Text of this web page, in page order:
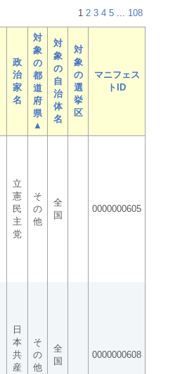
1 2 3 4 5 ... 108
政
治
家
名
対
象
の
都
道
府
県
▲
対
象
の
自
治
体
名
対
象
の
選
挙
区
マニフェス
トID
立
憲
民
主
党
そ
の
他
全
国
0000000605
日
本
共
産
そ
の
他
全
国
0000000608